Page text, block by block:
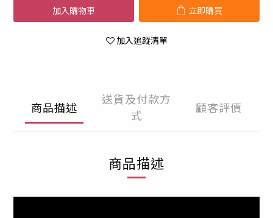
加入購物車 立即購買
加入追蹤清單
商品描述
送貨及付款方
式
顧客評價
商品描述